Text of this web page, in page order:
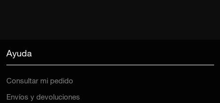
Ayuda
Consultar mi pedido
Envíos y devoluciones